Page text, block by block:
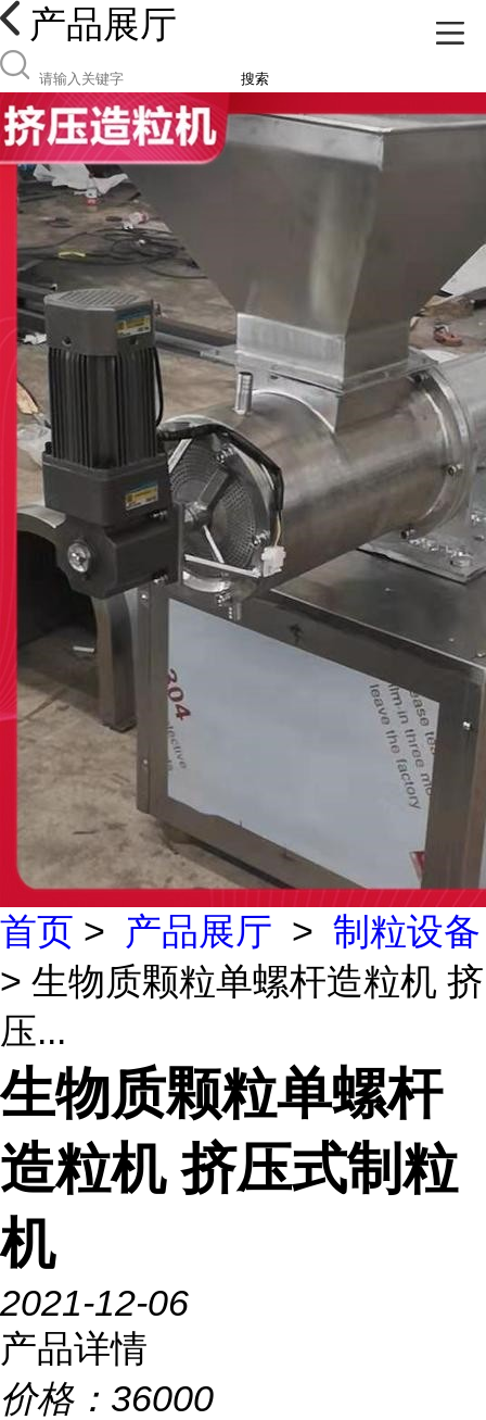
产品展厅
搜索
首页 > 产品展厅 > 制粒设备
> 生物质颗粒单螺杆造粒机 挤
压...
生物质颗粒单螺杆
造粒机 挤压式制粒
机
2021-12-06
产品详情
价格： 36000